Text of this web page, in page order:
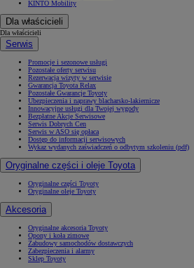
KINTO Mobility
Dla właścicieli
Dla właścicieli
Serwis
Promocje i sezonowe usługi
Pozostałe oferty serwisu
Rezerwacja wizyty w serwisie
Gwarancja Toyota Relax
Pozostałe Gwarancje Toyoty
Ubezpieczenia i naprawy blacharsko-lakiernicze
Innowacyjne usługi dla Twojej wygody
Bezpłatne Akcje Serwisowe
Serwis Dobrych Cen
Serwis w ASO się opłaca
Dostęp do informacji serwisowych
Wykaz wydanych zaświadczeń o odbytym szkoleniu (pdf)
Oryginalne części i oleje Toyota
Oryginalne części Toyoty
Oryginalne oleje Toyoty
Akcesoria
Oryginalne akcesoria Toyoty
Opony i koła zimowe
Zabudowy samochodów dostawczych
Zabezpieczenia i alarmy
Sklep Toyoty